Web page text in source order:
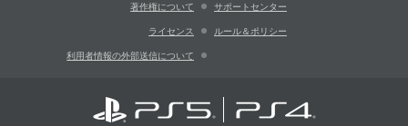
著作権について サポートセンター
ライセンス ルール＆ポリシー
利用者情報の外部送信について